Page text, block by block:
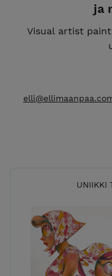
ja
Visual artist
UNIIKKI